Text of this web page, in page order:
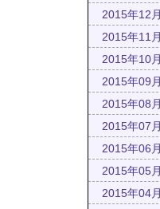
2015年12月
2015年11月
2015年10月
2015年09月
2015年08月
2015年07月
2015年06月
2015年05月
2015年04月